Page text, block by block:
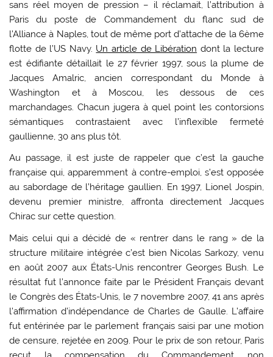
sans réel moyen de pression – il réclamait, l’attribution à
Paris du poste de Commandement du flanc sud de
l’Alliance à Naples, tout de même port d’attache de la 6ème
flotte de l’US Navy. Un article de Libération dont la lecture
est édifiante détaillait le 27 février 1997, sous la plume de
Jacques Amalric, ancien correspondant du Monde à
Washington et à Moscou, les dessous de ces
marchandages. Chacun jugera à quel point les contorsions
sémantiques contrastaient avec l’inflexible fermeté
gaullienne, 30 ans plus tôt.
Au passage, il est juste de rappeler que c’est la gauche
française qui, apparemment à contre-emploi, s’est opposée
au sabordage de l’héritage gaullien. En 1997, Lionel Jospin,
devenu premier ministre, affronta directement Jacques
Chirac sur cette question.
Mais celui qui a décidé de « rentrer dans le rang » de la
structure militaire intégrée c’est bien Nicolas Sarkozy, venu
en août 2007 aux États-Unis rencontrer Georges Bush. Le
résultat fut l’annonce faite par le Président Français devant
le Congrès des États-Unis, le 7 novembre 2007, 41 ans après
l’affirmation d’indépendance de Charles de Gaulle. L’affaire
fut entérinée par le parlement français saisi par une motion
de censure, rejetée en 2009. Pour le prix de son retour, Paris